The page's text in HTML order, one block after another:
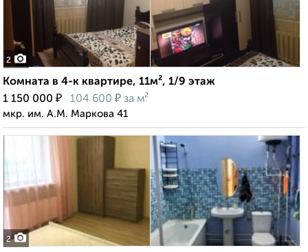
2
Комната в 4-к квартире, 11м², 1/9 этаж
1 150 000 ₽ 104 600 ₽ за м²
мкр. им. А.М. Маркова 41
2